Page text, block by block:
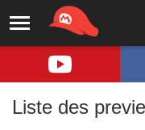
Liste des